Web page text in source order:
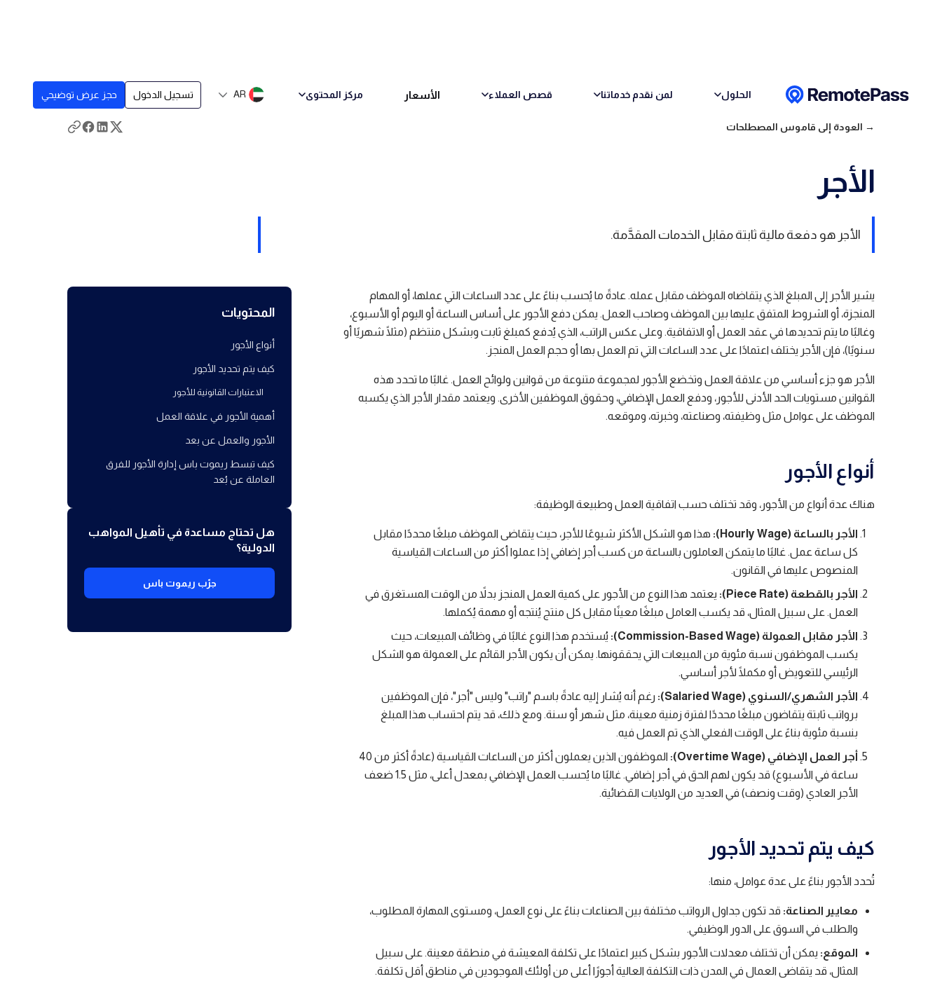
الحلول لمن نقدم خدماتنا قصص العملاء الأسعار مركز المحتوى AR حجز عرض توضيحي تسجيل الدخول
→ العودة إلى قاموس المصطلحات
الأجر
الأجر هو دفعة مالية ثابتة مقابل الخدمات المقدَّمة.
يشير الأجر إلى المبلغ الذي يتقاضاه الموظف مقابل عمله. عادةً ما يُحسب بناءً على عدد الساعات التي عملها، أو المهام
المنجزة، أو الشروط المتفق عليها بين الموظف وصاحب العمل. يمكن دفع الأجور على أساس الساعة أو اليوم أو الأسبوع،
وغالبًا ما يتم تحديدها في عقد العمل أو الاتفاقية. وعلى عكس الراتب، الذي يُدفع كمبلغ ثابت وبشكل منتظم (مثلًا شهريًا أو
سنويًا)، فإن الأجر يختلف اعتمادًا على عدد الساعات التي تم العمل بها أو حجم العمل المنجز.
الأجر هو جزء أساسي من علاقة العمل وتخضع الأجور لمجموعة متنوعة من قوانين ولوائح العمل. غالبًا ما تحدد هذه
القوانين مستويات الحد الأدنى للأجور، ودفع العمل الإضافي، وحقوق الموظفين الأخرى. ويعتمد مقدار الأجر الذي يكسبه
الموظف على عوامل مثل وظيفته، وصناعته، وخبرته، وموقعه.
أنواع الأجور
هناك عدة أنواع من الأجور، وقد تختلف حسب اتفاقية العمل وطبيعة الوظيفة:
الأجر بالساعة (Hourly Wage):
هذا هو الشكل الأكثر شيوعًا للأجر، حيث يتقاضى الموظف مبلغًا محددًا مقابل
كل ساعة عمل. غالبًا ما يتمكن العاملون بالساعة من كسب أجر إضافي إذا عملوا أكثر من الساعات القياسية
المنصوص عليها في القانون.
الأجر بالقطعة (Piece Rate):
يعتمد هذا النوع من الأجور على كمية العمل المنجز بدلاً من الوقت المستغرق في
العمل. على سبيل المثال، قد يكسب العامل مبلغًا معينًا مقابل كل منتج يُنتجه أو مهمة يُكملها.
الأجر مقابل العمولة (Commission-Based Wage):
يُستخدم هذا النوع غالبًا في وظائف المبيعات، حيث
يكسب الموظفون نسبة مئوية من المبيعات التي يحققونها. يمكن أن يكون الأجر القائم على العمولة هو الشكل
الرئيسي للتعويض أو مكملًا لأجر أساسي.
الأجر الشهري/السنوي (Salaried Wage):
رغم أنه يُشار إليه عادةً باسم "راتب" وليس "أجر"، فإن الموظفين
برواتب ثابتة يتقاضون مبلغًا محددًا لفترة زمنية معينة، مثل شهر أو سنة. ومع ذلك، قد يتم احتساب هذا المبلغ
بنسبة مئوية بناءً على الوقت الفعلي الذي تم العمل فيه.
أجر العمل الإضافي (Overtime Wage):
الموظفون الذين يعملون أكثر من الساعات القياسية (عادةً أكثر من 40
ساعة في الأسبوع) قد يكون لهم الحق في أجر إضافي. غالبًا ما يُحسب العمل الإضافي بمعدل أعلى، مثل 1.5 ضعف
الأجر العادي (وقت ونصف) في العديد من الولايات القضائية.
كيف يتم تحديد الأجور
تُحدد الأجور بناءً على عدة عوامل، منها:
معايير الصناعة: قد تكون جداول الرواتب مختلفة بين الصناعات بناءً على نوع العمل، ومستوى المهارة المطلوب،
والطلب في السوق على الدور الوظيفي.
الموقع: يمكن أن تختلف معدلات الأجور بشكل كبير اعتمادًا على تكلفة المعيشة في منطقة معينة. على سبيل
المثال، قد يتقاضى العمال في المدن ذات التكلفة العالية أجورًا أعلى من أولئك الموجودين في مناطق أقل تكلفة.
المحتويات
أنواع الأجور
كيف يتم تحديد الأجور
الاعتبارات القانونية للأجور
أهمية الأجور في علاقة العمل
الأجور والعمل عن بعد
كيف تبسط ريموت باس إدارة الأجور للفرق
العاملة عن بُعد
هل تحتاج مساعدة في تأهيل المواهب
الدولية؟
جرّب ريموت باس